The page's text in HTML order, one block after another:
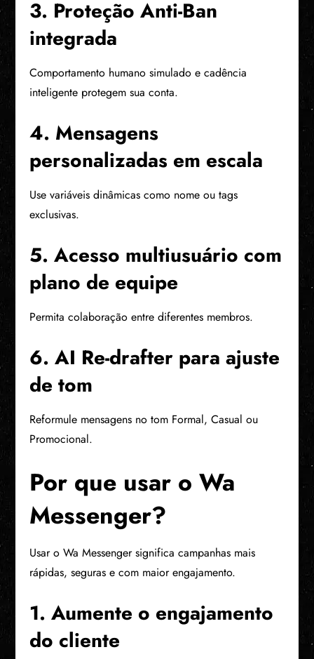
3. Proteção Anti-Ban
integrada
Comportamento humano simulado e cadência
inteligente protegem sua conta.
4. Mensagens
personalizadas em escala
Use variáveis dinâmicas como nome ou tags
exclusivas.
5. Acesso multiusuário com
plano de equipe
Permita colaboração entre diferentes membros.
6. AI Re-drafter para ajuste
de tom
Reformule mensagens no tom Formal, Casual ou
Promocional.
Por que usar o Wa
Messenger?
Usar o Wa Messenger significa campanhas mais
rápidas, seguras e com maior engajamento.
1. Aumente o engajamento
do cliente